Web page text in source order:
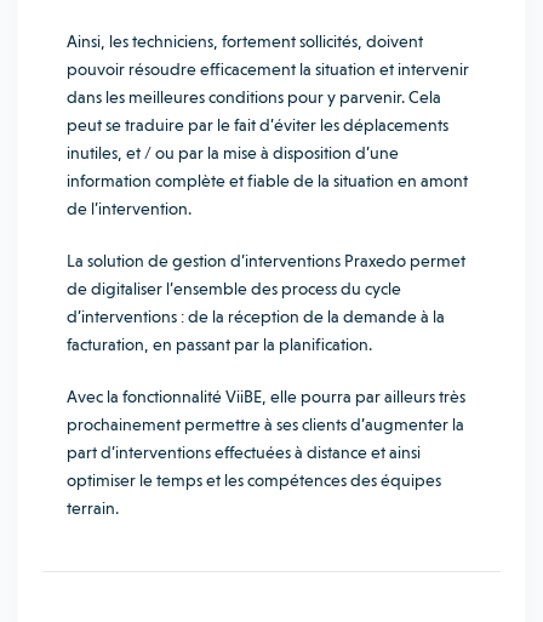
Ainsi, les techniciens, fortement sollicités, doivent
pouvoir résoudre efficacement la situation et intervenir
dans les meilleures conditions pour y parvenir. Cela
peut se traduire par le fait d’éviter les déplacements
inutiles, et / ou par la mise à disposition d’une
information complète et fiable de la situation en amont
de l’intervention.
La solution de gestion d’interventions Praxedo permet
de digitaliser l’ensemble des process du cycle
d’interventions : de la réception de la demande à la
facturation, en passant par la planification.
Avec la fonctionnalité ViiBE, elle pourra par ailleurs très
prochainement permettre à ses clients d’augmenter la
part d’interventions effectuées à distance et ainsi
optimiser le temps et les compétences des équipes
terrain.